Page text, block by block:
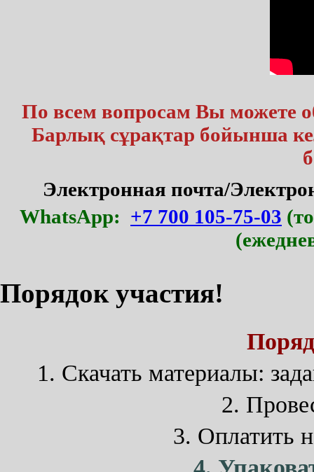
По всем вопросам Вы можете
Барлық сұрақтар бойынша
Электронная почта/
WhatsApp: +7 700 105-75-03
Порядок участия!
1. Cкачать материалы:
2.
3. Оплатить